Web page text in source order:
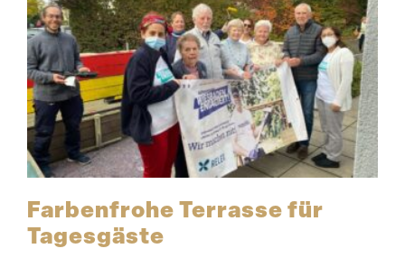
Farben­frohe Terrasse für
Tagesgäste